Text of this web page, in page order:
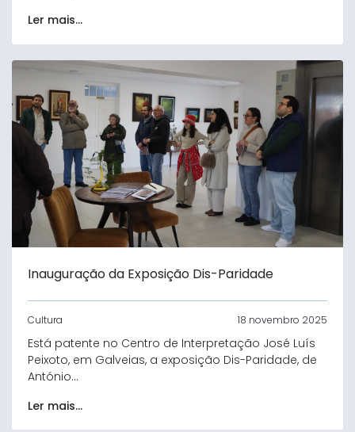
Ler mais...
Inauguração da Exposição Dis-Paridade
Cultura 18 novembro 2025
Está patente no Centro de Interpretação José Luís
Peixoto, em Galveias, a exposição Dis-Paridade, de
António...
Ler mais...